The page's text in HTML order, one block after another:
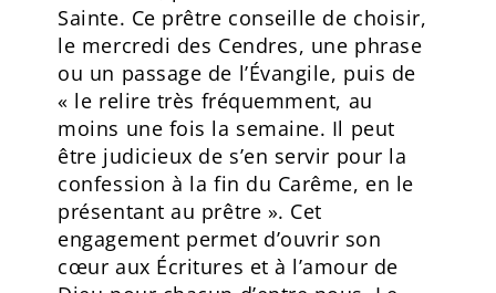
Sainte. Ce prêtre conseille de choisir,
le mercredi des Cendres, une phrase
ou un passage de l’Évangile, puis de
« le relire très fréquemment, au
moins une fois la semaine. Il peut
être judicieux de s’en servir pour la
confession à la fin du Carême, en le
présentant au prêtre ». Cet
engagement permet d’ouvrir son
cœur aux Écritures et à l’amour de